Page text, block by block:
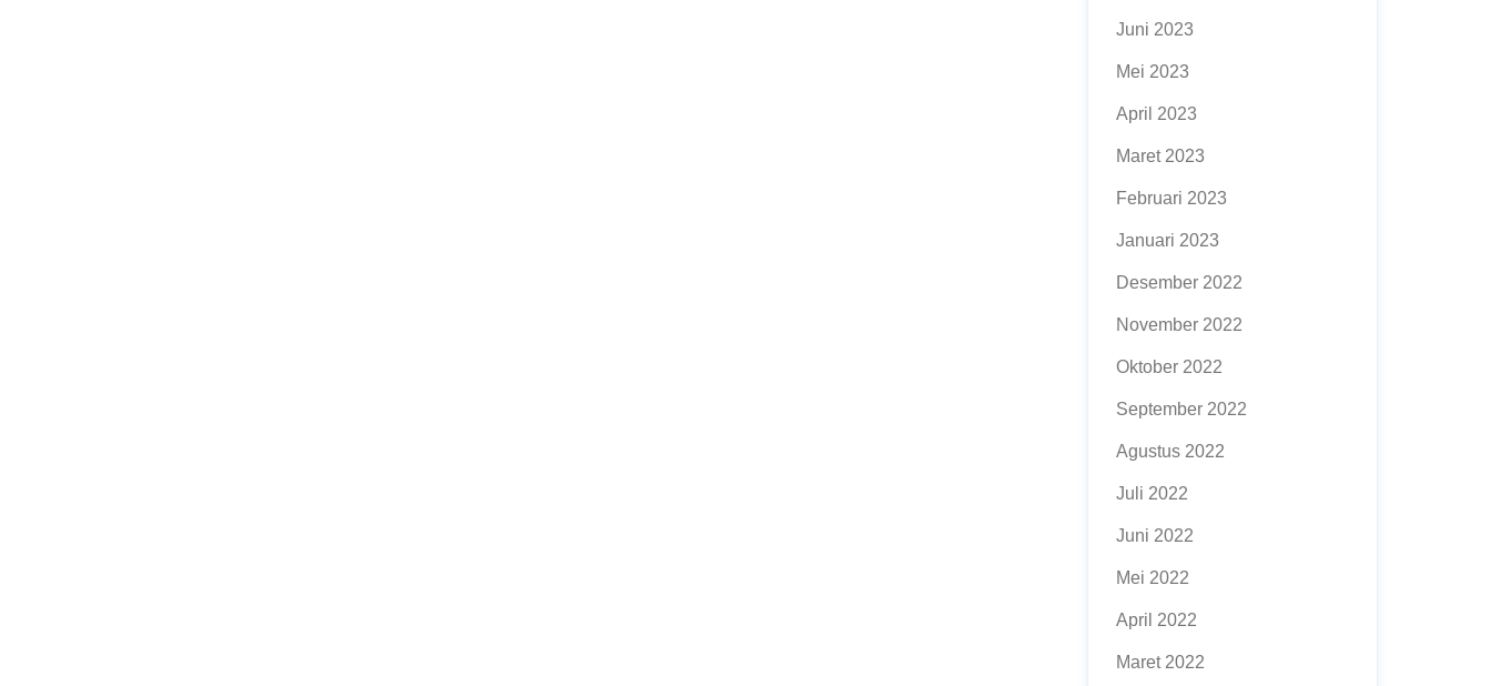
Juni 2023
Mei 2023
April 2023
Maret 2023
Februari 2023
Januari 2023
Desember 2022
November 2022
Oktober 2022
September 2022
Agustus 2022
Juli 2022
Juni 2022
Mei 2022
April 2022
Maret 2022